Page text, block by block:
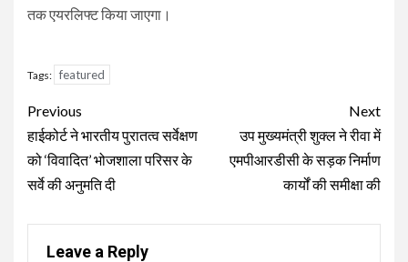
तक एयरलिफ्ट किया जाएगा।
Tags: featured
Continue
Reading
Previous
हाईकोर्ट ने भारतीय पुरातत्व सर्वेक्षण
को ‘विवादित’ भोजशाला परिसर के
सर्वे की अनुमति दी
Next
उप मुख्यमंत्री शुक्ल ने रीवा में
एमपीआरडीसी के सड़क निर्माण
कार्यों की समीक्षा की
Leave a Reply